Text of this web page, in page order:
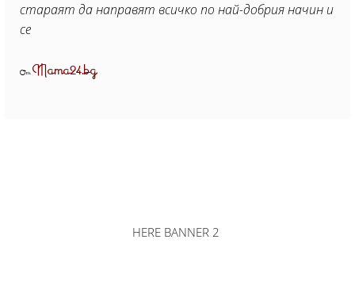
стараят да направят всичко по най-добрия начин и
се
ОтMama24.bg
HERE BANNER 2